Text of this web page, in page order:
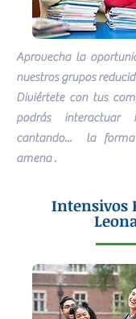
Aprovecha la
nuestros grupos
Diviértete con tus
podrás interactuar
cantando... la
amena .
Intensivos